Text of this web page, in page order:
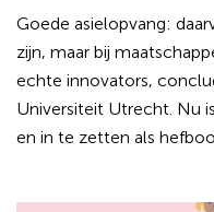
Goede asielopvang:
zijn, maar bij
echte innovators,
Universiteit Utrecht. Nu
en in te zetten als